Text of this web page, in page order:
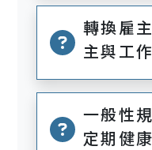
轉換雇
主與工作
一般性
定期健